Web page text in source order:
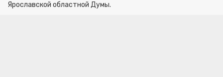
Ярославской областной Думы.